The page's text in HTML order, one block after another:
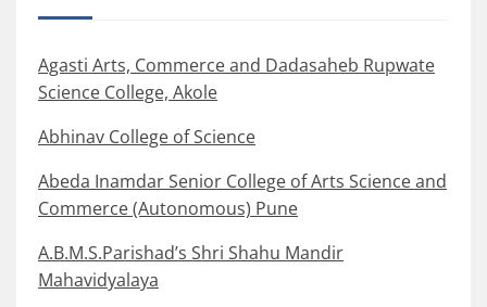
Agasti Arts, Commerce and Dadasaheb Rupwate
Science College, Akole
Abhinav College of Science
Abeda Inamdar Senior College of Arts Science and
Commerce (Autonomous) Pune
A.B.M.S.Parishad’s Shri Shahu Mandir
Mahavidyalaya